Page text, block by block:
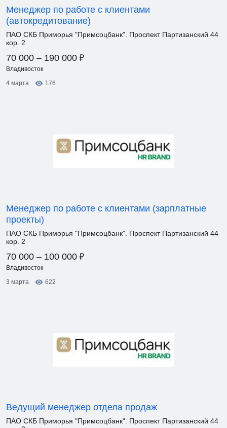
Менеджер по работе с клиентами
(автокредитование)
ПАО СКБ Приморья "Примсоцбанк". Проспект Партизанский 44
кор. 2
70 000 – 190 000 ₽
Владивосток
4 марта
176
Менеджер по работе с клиентами (зарплатные
проекты)
ПАО СКБ Приморья "Примсоцбанк". Проспект Партизанский 44
кор. 2
70 000 – 100 000 ₽
Владивосток
3 марта
622
Ведущий менеджер отдела продаж
ПАО СКБ Приморья "Примсоцбанк". Проспект Партизанский 44